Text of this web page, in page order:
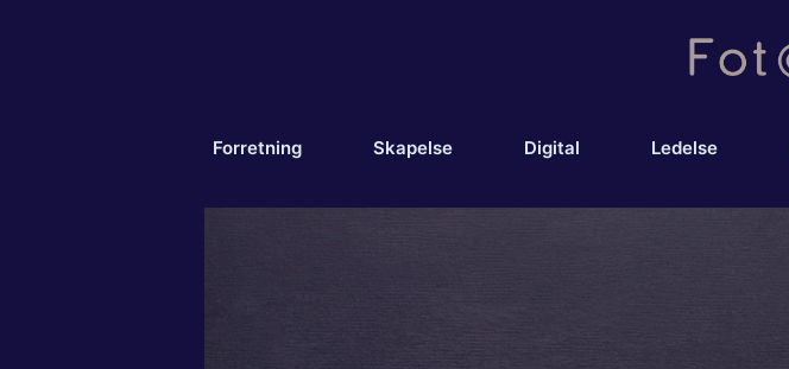
Forretning Skapelse Digital Ledelse